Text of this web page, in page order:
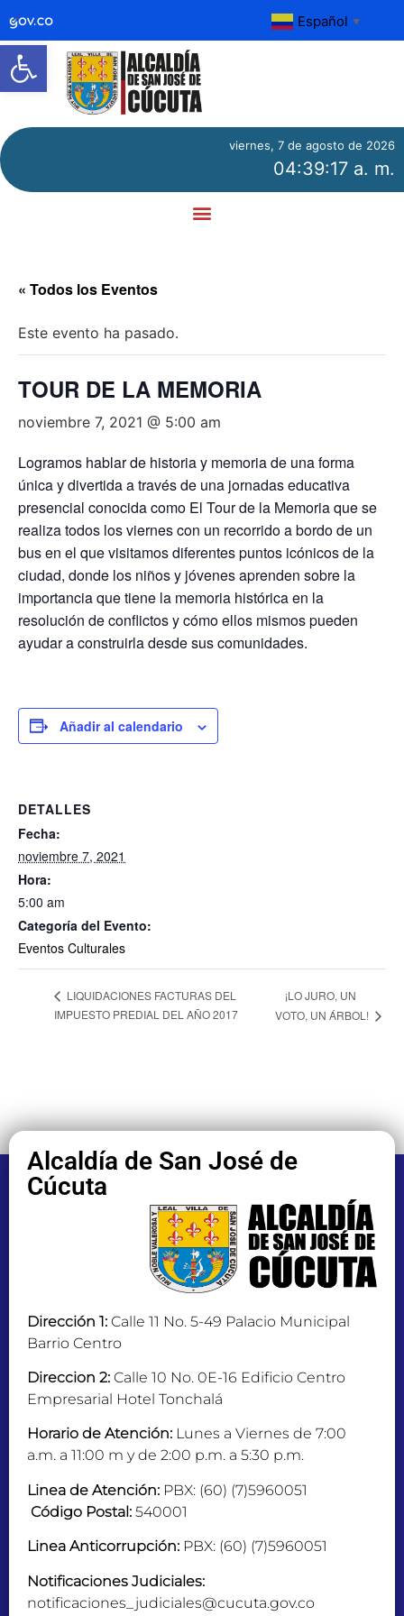
Abrir barra de herramientas
Español ▼
viernes, 7 de agosto de 2026
04:39:17 a. m.
« Todos los Eventos
Este evento ha pasado.
TOUR DE LA MEMORIA
noviembre 7, 2021 @ 5:00 am
Logramos hablar de historia y memoria de una forma
única y divertida a través de una jornadas educativa
presencial conocida como El Tour de la Memoria que se
realiza todos los viernes con un recorrido a bordo de un
bus en el que visitamos diferentes puntos icónicos de la
ciudad, donde los niños y jóvenes aprenden sobre la
importancia que tiene la memoria histórica en la
resolución de conflictos y cómo ellos mismos pueden
ayudar a construirla desde sus comunidades.
Añadir al calendario
DETALLES
Fecha:
noviembre 7, 2021
Hora:
5:00 am
Categoría del Evento:
Eventos Culturales
LIQUIDACIONES FACTURAS DEL
IMPUESTO PREDIAL DEL AÑO 2017
¡LO JURO, UN
VOTO, UN ÁRBOL!
Alcaldía de San José de
Cúcuta
Dirección 1: Calle 11 No. 5-49 Palacio Municipal
Barrio Centro
Direccion 2: Calle 10 No. 0E-16 Edificio Centro
Empresarial Hotel Tonchalá
Horario de Atención: Lunes a Viernes de 7:00
a.m. a 11:00 m y de 2:00 p.m. a 5:30 p.m.
Linea de Atención: PBX: (60) (7)5960051
Código Postal: 540001
Linea Anticorrupción: PBX: (60) (7)5960051
Notificaciones Judiciales:
notificaciones_judiciales@cucuta.gov.co